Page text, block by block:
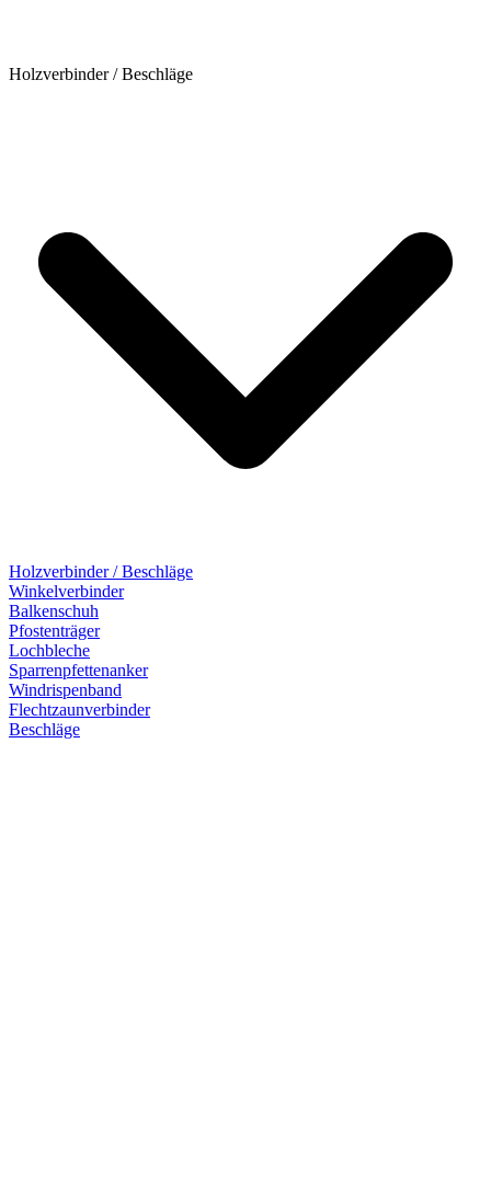
Holzverbinder / Beschläge
Holzverbinder / Beschläge
Winkelverbinder
Balkenschuh
Pfostenträger
Lochbleche
Sparrenpfettenanker
Windrispenband
Flechtzaunverbinder
Beschläge